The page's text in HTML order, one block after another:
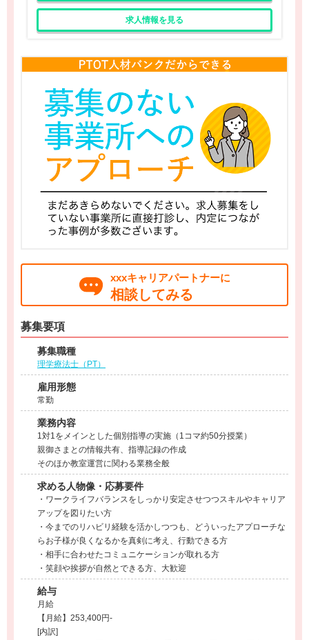
求人情報を見る
xxxキャリアパートナーに
相談してみる
募集要項
募集職種
理学療法士（PT）
雇用形態
常勤
業務内容
1対1をメインとした個別指導の実施（1コマ約50分授業）
親御さまとの情報共有、指導記録の作成
そのほか教室運営に関わる業務全般
求める人物像・応募要件
・ワークライフバランスをしっかり安定させつつスキルやキャリア
アップを図りたい方
・今までのリハビリ経験を活かしつつも、どういったアプローチな
らお子様が良くなるかを真剣に考え、行動できる方
・相手に合わせたコミュニケーションが取れる方
・笑顔や挨拶が自然とできる方、大歓迎
給与
月給
【月給】253,400円-
[内訳]